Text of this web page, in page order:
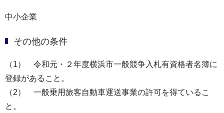
中小企業
その他の条件
（1） 令和元・２年度横浜市⼀般競争⼊札有資格者名簿に
登録があること。
（2） 一般乗用旅客自動車運送事業の許可を得ているこ
と。